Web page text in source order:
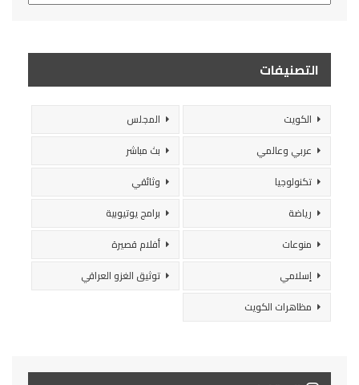
التصنيفات
الكويت
المجلس
عربي وعالمي
بث مباشر
تكنولوجيا
وثائقي
رياضة
برامج يوتيوبية
منوعات
أفلام قصيرة
إسلامي
توثيق الغزو العراقي
مظاهرات الكويت